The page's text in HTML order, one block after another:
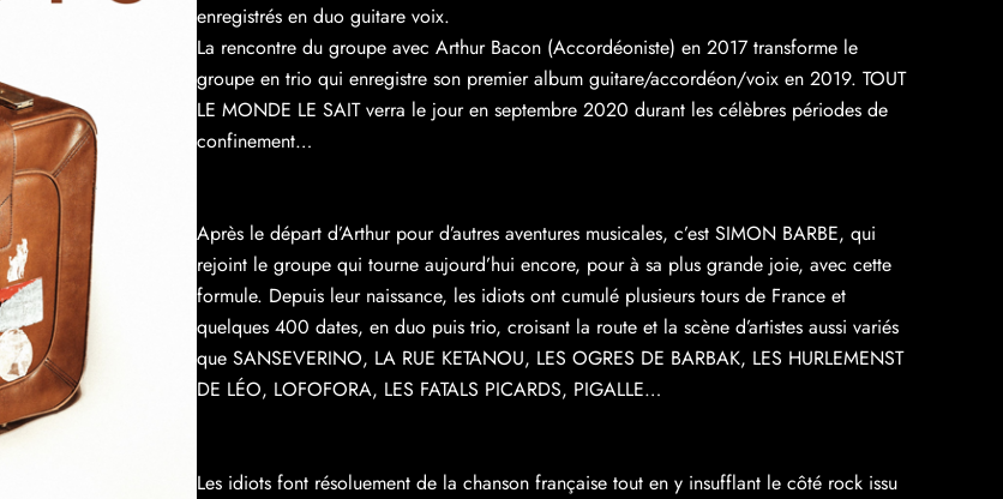
enregistrés en duo guitare voix.
La rencontre du groupe avec Arthur Bacon (Accordéoniste) en 2017 transforme le
groupe en trio qui enregistre son premier album guitare/accordéon/voix en 2019. TOUT
LE MONDE LE SAIT verra le jour en septembre 2020 durant les célèbres périodes de
confinement…
Après le départ d’Arthur pour d’autres aventures musicales, c’est SIMON BARBE, qui
rejoint le groupe qui tourne aujourd’hui encore, pour à sa plus grande joie, avec cette
formule. Depuis leur naissance, les idiots ont cumulé plusieurs tours de France et
quelques 400 dates, en duo puis trio, croisant la route et la scène d’artistes aussi variés
que SANSEVERINO, LA RUE KETANOU, LES OGRES DE BARBAK, LES HURLEMENST
DE LÉO, LOFOFORA, LES FATALS PICARDS, PIGALLE…
Les idiots font résoluement de la chanson française tout en y insufflant le côté rock issu